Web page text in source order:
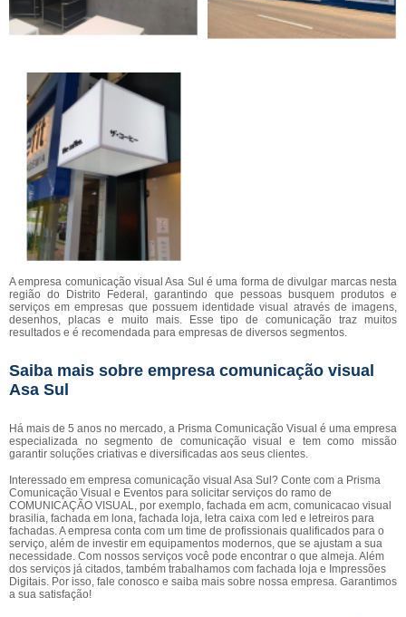
A empresa comunicação visual Asa Sul é uma forma de divulgar marcas nesta
região do Distrito Federal, garantindo que pessoas busquem produtos e
serviços em empresas que possuem identidade visual através de imagens,
desenhos, placas e muito mais. Esse tipo de comunicação traz muitos
resultados e é recomendada para empresas de diversos segmentos.
Saiba mais sobre empresa comunicação visual
Asa Sul
Há mais de 5 anos no mercado, a Prisma Comunicação Visual é uma empresa
especializada no segmento de comunicação visual e tem como missão
garantir soluções criativas e diversificadas aos seus clientes.
Interessado em empresa comunicação visual Asa Sul? Conte com a Prisma
Comunicação Visual e Eventos para solicitar serviços do ramo de
COMUNICAÇÃO VISUAL, por exemplo, fachada em acm, comunicacao visual
brasilia, fachada em lona, fachada loja, letra caixa com led e letreiros para
fachadas. A empresa conta com um time de profissionais qualificados para o
serviço, além de investir em equipamentos modernos, que se ajustam a sua
necessidade. Com nossos serviços você pode encontrar o que almeja. Além
dos serviços já citados, também trabalhamos com fachada loja e Impressões
Digitais. Por isso, fale conosco e saiba mais sobre nossa empresa. Garantimos
a sua satisfação!